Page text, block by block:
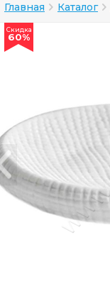
Главная Каталог
Скидка
60%